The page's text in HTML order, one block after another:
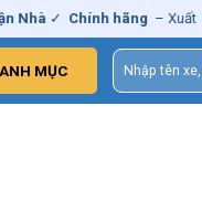
✓ Chính hãng – Xuất VAT
MỤC
Tìm
kiếm: